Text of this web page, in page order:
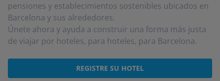
pensiones y establecimientos sostenibles ubicados en
Barcelona y sus alrededores.
Únete ahora y ayuda a construir una forma más justa
de viajar por hoteles, para hoteles, para Barcelona.
REGISTRE SU HOTEL